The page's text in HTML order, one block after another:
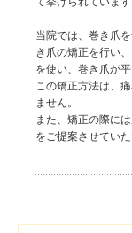
当院では、巻き爪
き爪の矯正を行い
を使い、巻き爪が
この矯正方法は、
ません。
また、矯正の際に
をご提案させてい